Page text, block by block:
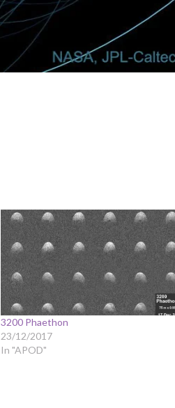
3200 Phaethon
23/12/2017
In "APOD"